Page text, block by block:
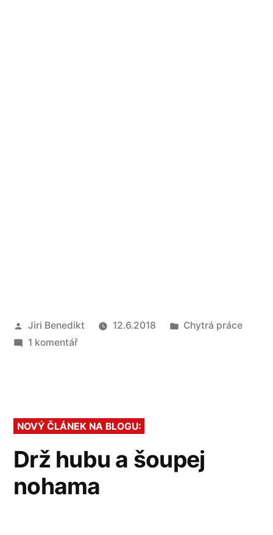
Autor
Jiri Benedikt 12.6.2018
Publikováno
Chytrá práce
1 komentářu
vás
v
nechali
NOVÝ ČLÁNEK NA BLOGU:
Drž hubu a šoupej
nohama